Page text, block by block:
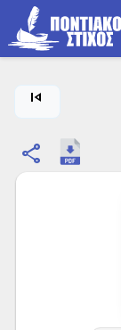
skip_previous
share